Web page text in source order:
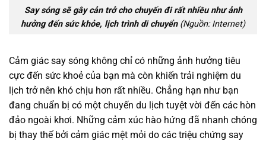
Say sóng sẽ gây cản trở cho chuyến đi rất nhiều như ảnh
hưởng đến sức khỏe, lịch trình di chuyển(Nguồn: Internet)
Cảm giác say sóng không chỉ có những ảnh hưởng tiêu
cực đến sức khoẻ của bạn mà còn khiến trải nghiệm du
lịch trở nên khó chịu hơn rất nhiều. Chẳng hạn như bạn
đang chuẩn bị có một chuyến du lịch tuyệt vời đến các hòn
đảo ngoài khơi. Những cảm xúc hào hứng đã nhanh chóng
bị thay thế bởi cảm giác mệt mỏi do các triệu chứng say